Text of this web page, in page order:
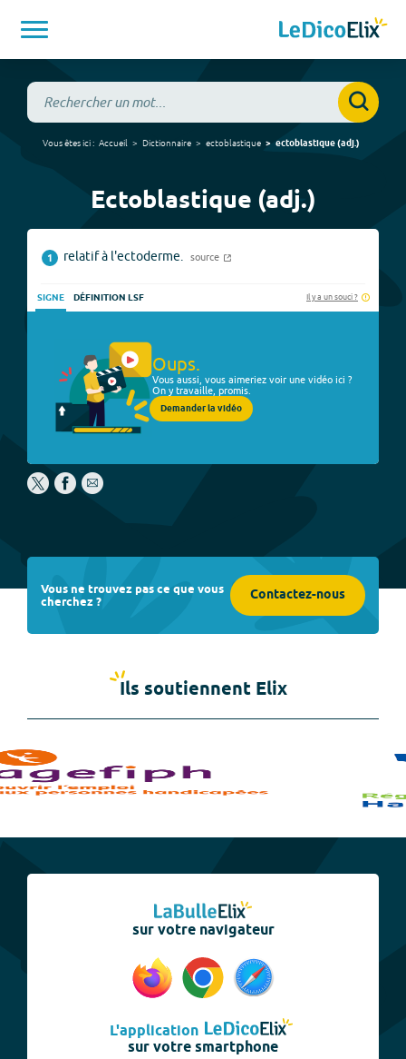
Vous êtes ici : Accueil Dictionnaire ectoblastique ectoblastique(adj.)
Ectoblastique (adj.)
1 relatif à l'ectoderme. source
SIGNE DÉFINITION LSF Il y a un souci ?
Oups.
Vous aussi, vous aimeriez voir une vidéo ici ?
On y travaille, promis.
Demander la vidéo
Vous ne trouvez pas ce que vous
cherchez ? Contactez-nous
Ils soutiennent Elix
sur votre navigateur
L'application
sur votre smartphone